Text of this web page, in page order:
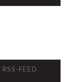
FEED